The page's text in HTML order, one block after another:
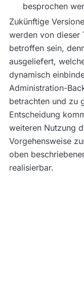
besprochen
Zukünftige
werden von dieser
betroffen sein,
ausgeliefert,
dynamisch
Administration-
betrachten und zu
Entscheidung
weiteren Nutzung
Vorgehensweise
oben
realisierbar.